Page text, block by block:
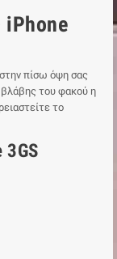
iPhone
πίσω όψη σας
του φακού η
το